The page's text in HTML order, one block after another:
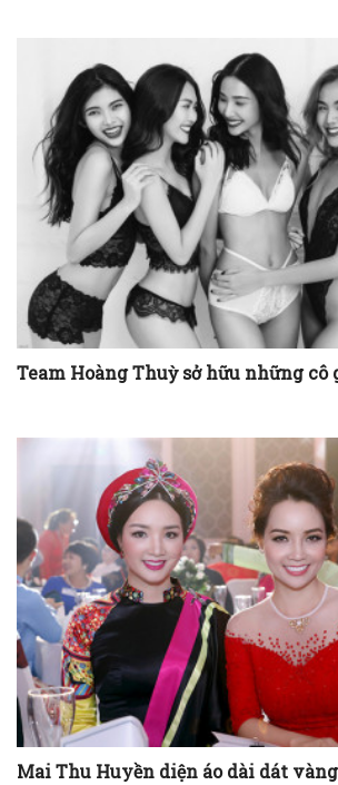
H’Ăng Niê ấn tượng với trang phục
Team Hoàng Thuỳ sở hữu những cô